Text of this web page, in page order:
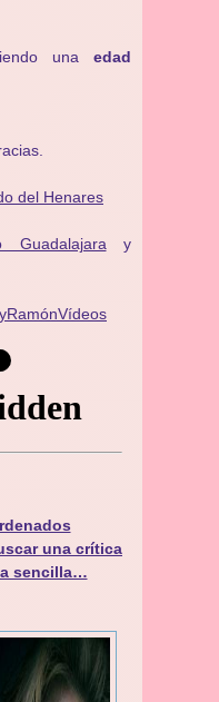
una edad
del Henares
Guadalajara y
una crítica
sencilla…